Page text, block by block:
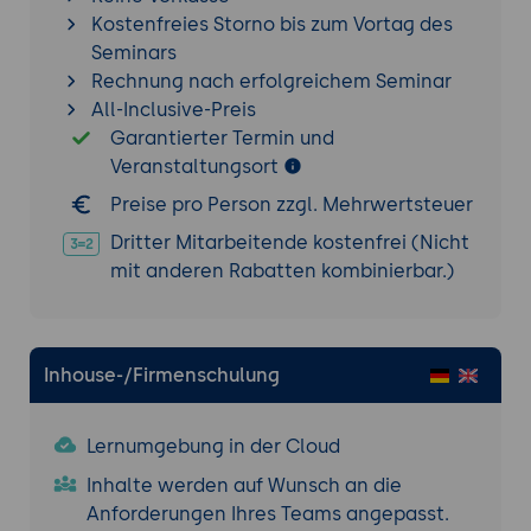
Datenvisualisierung und Monitoring
Datenvisualisierung:
Fluentd mit Visualisierungstools (z.B.
Kibana, Grafana).
Monitoring:Implementierung von
Monitoring-Strategien zur Überwachung
der Fluentd-Performance.
Alerting:Einrichtung von Alerts zur
Benachrichtigung bei Problemen oder
Projektorganisation und Best Practices
Strukturierung von Projekten:
Practices zur Organisation und
Strukturierung von Fluentd-Projekten.
Wiederverwendbare Konfigurationen:
Erstellung und Nutzung
wiederverwendbarer
Kostenfreies Storno bis zum Vortag des
Seminars
Rechnung nach erfolgreichem Seminar
All-Inclusive-Preis
Garantierter Termin und
Veranstaltungsort
Preise pro Person zzgl. Mehrwertsteuer
Dritter Mitarbeitende kostenfrei (Nicht
mit anderen Rabatten kombinierbar.)
Inhouse-/Firmenschulung
Lernumgebung in der Cloud
Inhalte werden auf Wunsch an die
Anforderungen Ihres Teams angepasst.